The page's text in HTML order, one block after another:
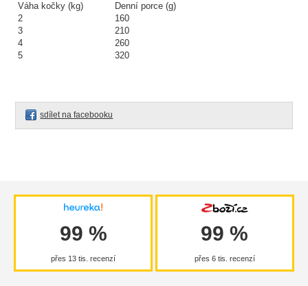
Váha kočky (kg)
Denní porce (g)
2
160
3
210
4
260
5
320
sdílet na facebooku
99 %
přes 13 tis. recenzí
99 %
přes 6 tis. recenzí